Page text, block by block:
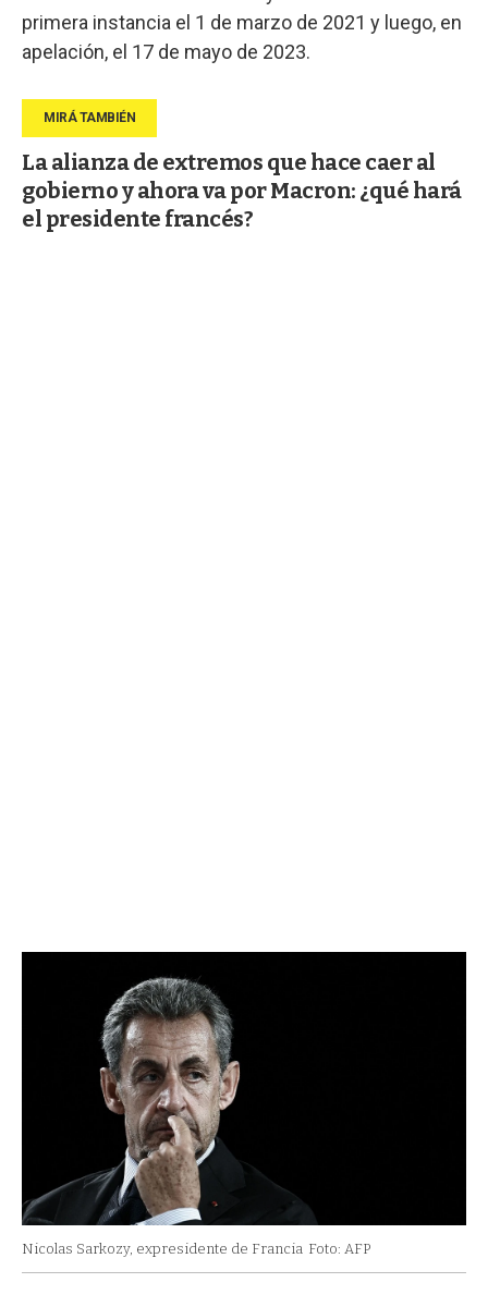
primera instancia el 1 de marzo de 2021 y luego, en
apelación, el 17 de mayo de 2023.
La alianza de extremos que hace caer al
gobierno y ahora va por Macron: ¿qué hará
el presidente francés?
Nicolas Sarkozy, expresidente de Francia Foto: AFP